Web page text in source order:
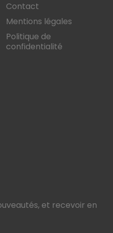
Contact
Mentions légales
Politique de
confidentialité
et recevoir en